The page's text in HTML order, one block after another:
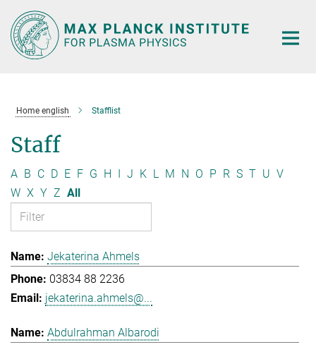
Main-
Content
Home english Stafflist
Staff
A B C D E F G H I J K L M N O P R S T U V
W X Y Z All
Jekaterina Ahmels
03834 88 2236
jekaterina.ahmels@...
Abdulrahman Albarodi